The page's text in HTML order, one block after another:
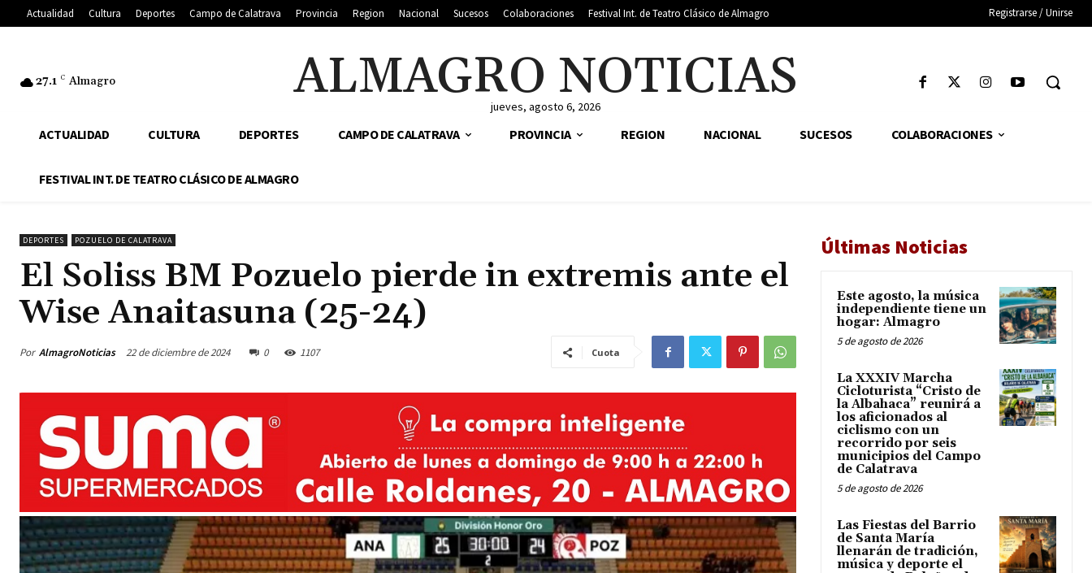
Actualidad Cultura Deportes Campo de Calatrava Provincia Region Nacional Sucesos Colaboraciones Festival Int. de Teatro Clásico de Almagro Registrarse / Unirse
27.1 C Almagro ALMAGRO NOTICIAS
jueves, agosto 6, 2026
ACTUALIDAD CULTURA DEPORTES CAMPO DE CALATRAVA PROVINCIA REGION NACIONAL SUCESOS COLABORACIONES
FESTIVAL INT. DE TEATRO CLÁSICO DE ALMAGRO
DEPORTES POZUELO DE CALATRAVA
El Soliss BM Pozuelo pierde in extremis ante el
Wise Anaitasuna (25-24)
Por AlmagroNoticias 22 de diciembre de 2024 0 1107 Cuota
Últimas Noticias
Este agosto, la música
independiente tiene un
hogar: Almagro
5 de agosto de 2026
La XXXIV Marcha
Cicloturista “Cristo de
la Albahaca” reunirá a
los aficionados al
ciclismo con un
recorrido por seis
municipios del Campo
de Calatrava
5 de agosto de 2026
Las Fiestas del Barrio
de Santa María
llenarán de tradición,
música y deporte el